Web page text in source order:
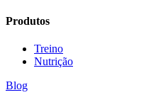
Produtos
Treino
Nutrição
Blog